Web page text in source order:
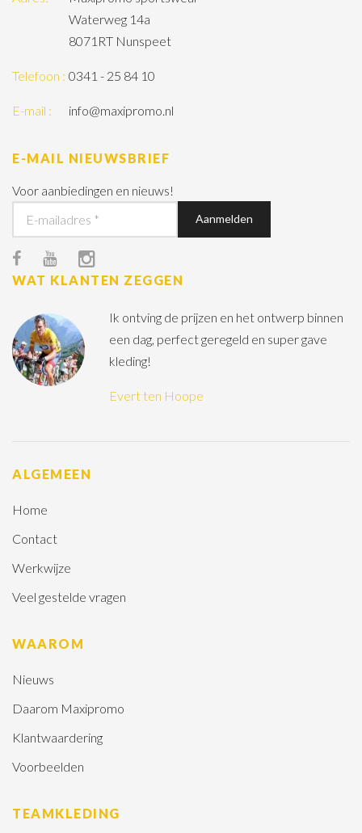
Waterweg 14a
8071RT Nunspeet
Telefoon : 0341 - 25 84 10
E-mail : info@maxipromo.nl
E-MAIL NIEUWSBRIEF
Voor aanbiedingen en nieuws!
WAT KLANTEN ZEGGEN
Ik ontving de prijzen en het ontwerp binnen
een dag, perfect geregeld en super gave
kleding!
Evert ten Hoope
ALGEMEEN
Home
Contact
Werkwijze
Veel gestelde vragen
WAAROM
Nieuws
Daarom Maxipromo
Klantwaardering
Voorbeelden
TEAMKLEDING